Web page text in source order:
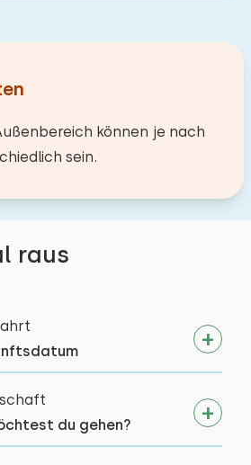
raus
du gehen?
können je nach
sein.